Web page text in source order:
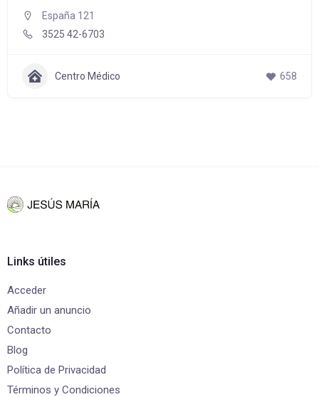
España 121
3525 42-6703
Centro Médico 658
Links útiles
Acceder
Añadir un anuncio
Contacto
Blog
Política de Privacidad
Términos y Condiciones